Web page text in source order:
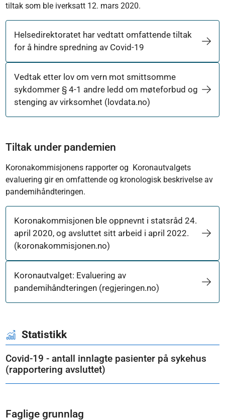
tiltak som ble iverksatt 12. mars 2020.
Helsedirektoratet har vedtatt omfattende tiltak
for å hindre spredning av Covid-19
Vedtak etter lov om vern mot smittsomme
sykdommer § 4-1 andre ledd om møteforbud og
stenging av virksomhet (lovdata.no)
Tiltak under pandemien
Koronakommisjonens rapporter og Koronautvalgets
evaluering gir en omfattende og kronologisk beskrivelse av
pandemihåndteringen.
Koronakommisjonen ble oppnevnt i statsråd 24.
april 2020, og avsluttet sitt arbeid i april 2022.
(koronakommisjonen.no)
Koronautvalget: Evaluering av
pandemihåndteringen (regjeringen.no)
Statistikk
Covid-19 - antall innlagte pasienter på sykehus
(rapportering avsluttet)
Faglige grunnlag